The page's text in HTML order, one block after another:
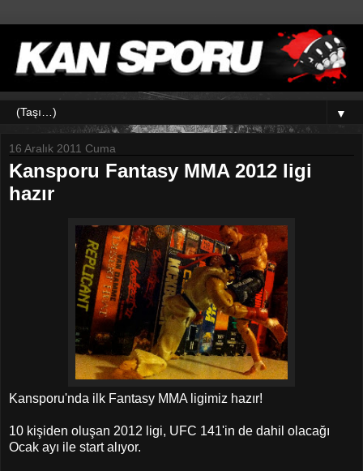
▼
16 Aralık 2011 Cuma
Kansporu Fantasy MMA 2012 ligi
hazır
Kansporu'nda ilk Fantasy MMA ligimiz hazır!
10 kişiden oluşan 2012 ligi, UFC 141'in de dahil olacağı
Ocak ayı ile start alıyor.